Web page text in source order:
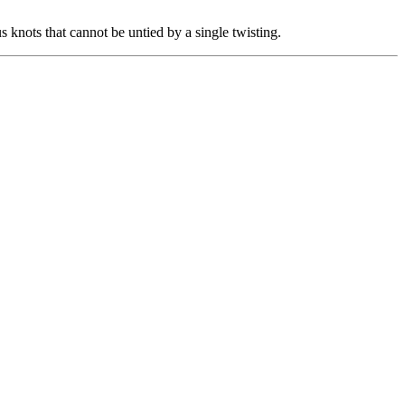
that cannot be untied by a single twisting.